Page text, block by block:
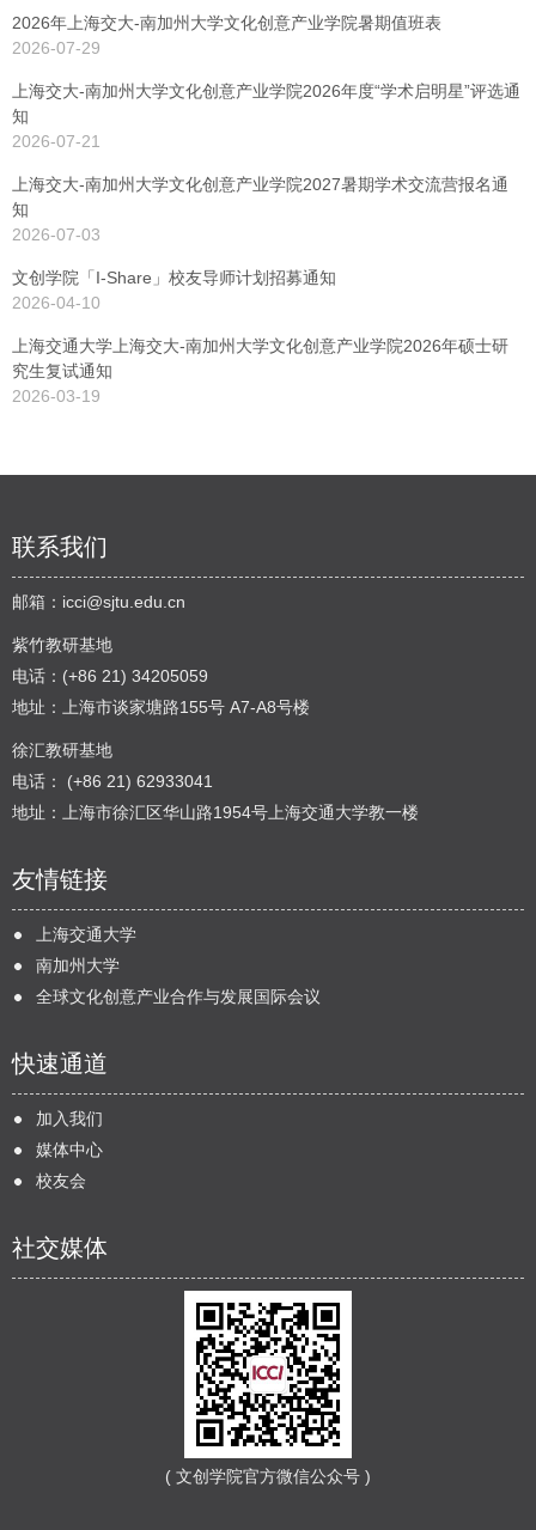
2026年上海交大-南加州大学文化创意产业学院暑期值班表
2026-07-29
上海交大-南加州大学文化创意产业学院2026年度“学术启明星”评选通
知
2026-07-21
上海交大-南加州大学文化创意产业学院2027暑期学术交流营报名通
知
2026-07-03
文创学院「I-Share」校友导师计划招募通知
2026-04-10
上海交通大学上海交大-南加州大学文化创意产业学院2026年硕士研
究生复试通知
2026-03-19
联系我们
邮箱： icci@sjtu.edu.cn
紫竹教研基地
电话：(+86 21) 34205059
地址：上海市谈家塘路155号 A7-A8号楼
徐汇教研基地
电话： (+86 21) 62933041
地址：上海市徐汇区华山路1954号上海交通大学教一楼
友情链接
上海交通大学
南加州大学
全球文化创意产业合作与发展国际会议
快速通道
加入我们
媒体中心
校友会
社交媒体
( 文创学院官方微信公众号 )